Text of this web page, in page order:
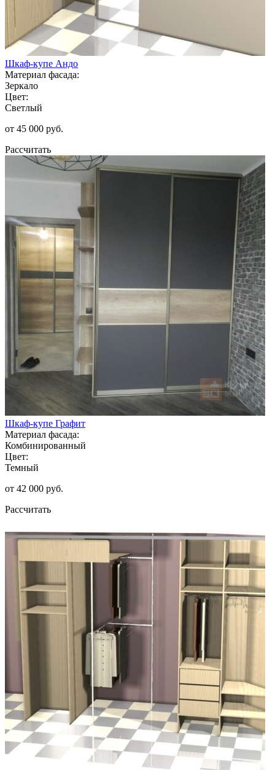
Шкаф-купе Андо
Материал фасада:
Зеркало
Цвет:
Светлый
от 45 000 руб.
Рассчитать
Шкаф-купе Графит
Материал фасада:
Комбинированный
Цвет:
Темный
от 42 000 руб.
Рассчитать